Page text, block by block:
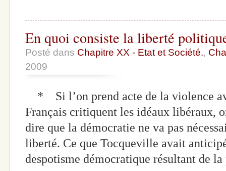
En quoi consiste la liberté
Posté dans Chapitre XX - Etat et Société.,
2009
* Si l’on prend acte de la violence
Français critiquent les idéaux libéraux,
dire que la démocratie ne va pas
liberté. Ce que Tocqueville avait
despotisme démocratique résultant de